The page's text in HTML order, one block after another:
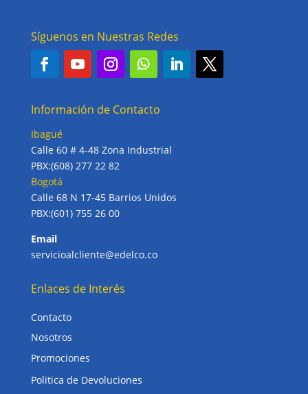
Síguenos en Nuestras Redes
Información de Contacto
Ibagué
Calle 60 # 4-48 Zona Industrial
PBX:(608) 277 22 82
Bogotá
Calle 68 N 17-45 Barrios Unidos
PBX:(601) 755 26 00
Email
servicioalcliente@edelco.co
Enlaces de Interés
Contacto
Nosotros
Promociones
Politica de Devoluciones